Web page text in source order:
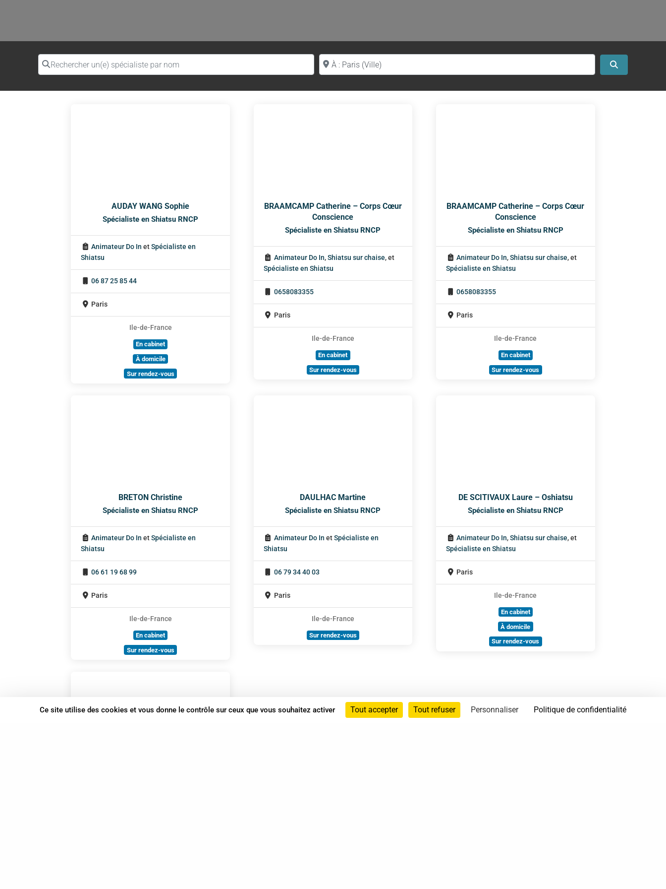
Rechercher un(e) spécialiste par nom Proche de (ville ou région)
AUDAY WANG Sophie
Spécialiste en Shiatsu RNCP
Animateur Do In etSpécialiste en
Shiatsu
06 87 25 85 44
Paris
Ile-de-France
En cabinet
À domicile
Sur rendez-vous
BRAAMCAMP Catherine – Corps Cœur
Conscience
Spécialiste en Shiatsu RNCP
Animateur Do In,Shiatsu sur chaise, et
Spécialiste en Shiatsu
0658083355
Paris
Ile-de-France
En cabinet
Sur rendez-vous
BRAAMCAMP Catherine – Corps Cœur
Conscience
Spécialiste en Shiatsu RNCP
Animateur Do In,Shiatsu sur chaise, et
Spécialiste en Shiatsu
0658083355
Paris
Ile-de-France
En cabinet
Sur rendez-vous
BRETON Christine
Spécialiste en Shiatsu RNCP
Animateur Do In etSpécialiste en
Shiatsu
06 61 19 68 99
Paris
Ile-de-France
En cabinet
Sur rendez-vous
DAULHAC Martine
Spécialiste en Shiatsu RNCP
Animateur Do In etSpécialiste en
Shiatsu
06 79 34 40 03
Paris
Ile-de-France
Sur rendez-vous
DE SCITIVAUX Laure – Oshiatsu
Spécialiste en Shiatsu RNCP
Animateur Do In,Shiatsu sur chaise, et
Spécialiste en Shiatsu
Paris
Ile-de-France
En cabinet
À domicile
Sur rendez-vous
Ce site utilise des cookies et vous donne le contrôle sur ceux que vous souhaitez activer Tout accepter Tout refuser Personnaliser Politique de confidentialité